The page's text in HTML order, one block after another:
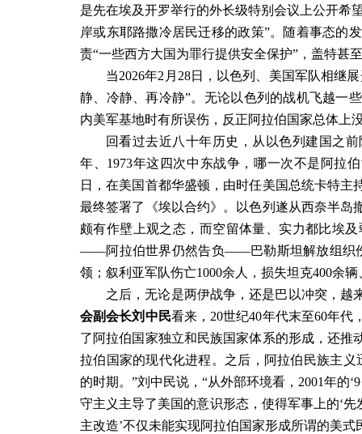
是先在埃及开罗举行的外长级特别会议上公开希
岸或东耶路撒冷居民迁移的政策”。随着事态的
责“一些西方大国为罪行提供安全保护”，盖特甚
当2026年2 月 28日，以色列、美国军队相继
静、冷静、再冷静”。无论以色列的战机飞越一
内美军基地时有所误伤，反正阿拉伯国家总体上
回看过去近八十年历史，从以色列建国之
年、 1973年这四次中东战争，哪一次不是阿拉
日，在美国首都华盛顿，由时任美国总统卡特
最终签署了《埃以合约》。以色列遂从西奈半
颇有作壁上观之态，而空留体量、实力都比埃
——阿拉伯世界仍然告负——巴勒斯坦解放组织
领；叙利亚军队伤亡1000余人，损失坦克400余辆
之后，无论是两伊战争，还是巴以冲突，越
会副会长刘中民看来， 20世纪40年代末至60年代
了阿拉伯国家独立和民族国家体系的形成，还推
拉伯国家的现代化进程。之后，阿拉伯民族主义
的时期。”刘中民说，“从外部环境看， 2001年的‘
守主义主导了美国的意识形态，使得军事上的‘先
主改造’不仅未能实现阿拉伯国家形成所谓的美